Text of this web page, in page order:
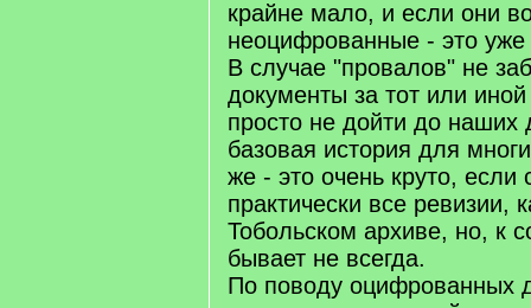
крайне мало, и если они
неоцифрованные - это
В случае "провалов" не
документы за тот или
просто не дойти до наших
базовая история для
же - это очень круто, если
практически все ревизии,
Тобольском архиве, но, к
бывает не всегда.
По поводу оцифрованных